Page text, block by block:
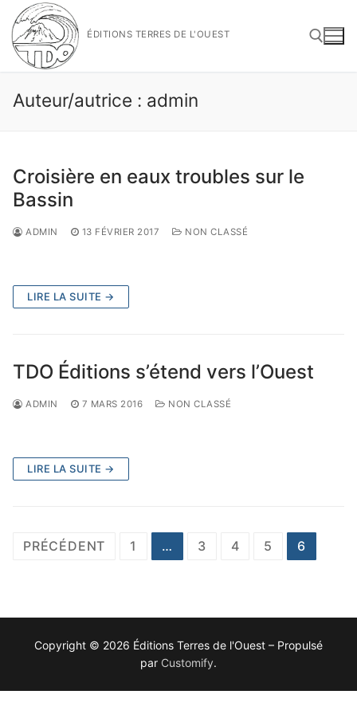
Aller
au
contenu
ÉDITIONS TERRES DE L'OUEST
Rechercher :
Auteur/autrice : admin
Croisière en eaux troubles sur le
Bassin
ADMIN 13 FÉVRIER 2017 NON CLASSÉ
LIRE LA SUITE →
TDO Éditions s’étend vers l’Ouest
ADMIN 7 MARS 2016 NON CLASSÉ
LIRE LA SUITE →
Pagination
PRÉCÉDENT 1 … 3 4 5 6
Copyright © 2026 Éditions Terres de l'Ouest – Propulsé
par Customify.